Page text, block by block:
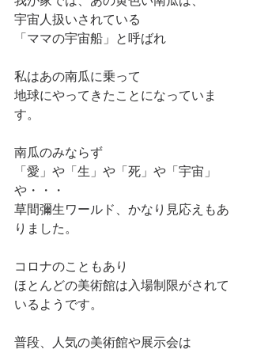
宇宙人扱いされている
「ママの宇宙船」と呼ばれ
私はあの南瓜に乗って
地球にやってきたことになっていま
す。
南瓜のみならず
「愛」や「生」や「死」や「宇宙」
や・・・
草間彌生ワールド、かなり見応えもあ
りました。
コロナのこともあり
ほとんどの美術館は入場制限がされて
いるようです。
普段、人気の美術館や展示会は